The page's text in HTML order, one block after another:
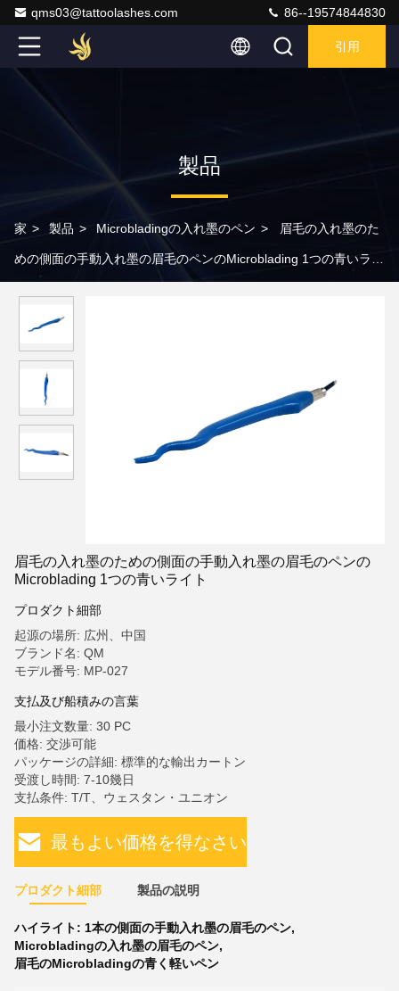
qms03@tattoolashes.com 86--19574844830
引用
製品
家 > 製品 > Microbladingの入れ墨のペン > 眉毛の入れ墨のた
めの側面の手動入れ墨の眉毛のペンのMicroblading 1つの青いライ
眉毛の入れ墨のための側面の手動入れ墨の眉毛のペンの
Microblading 1つの青いライト
プロダクト細部
起源の場所: 広州、中国
ブランド名: QM
モデル番号: MP-027
支払及び船積みの言葉
最小注文数量: 30 PC
価格: 交渉可能
パッケージの詳細: 標準的な輸出カートン
受渡し時間: 7-10幾日
支払条件: T/T、ウェスタン・ユニオン
最もよい価格を得なさい
プロダクト細部 製品の説明
ハイライト: 1本の側面の手動入れ墨の眉毛のペン,
Microbladingの入れ墨の眉毛のペン,
眉毛のMicrobladingの青く軽いペン